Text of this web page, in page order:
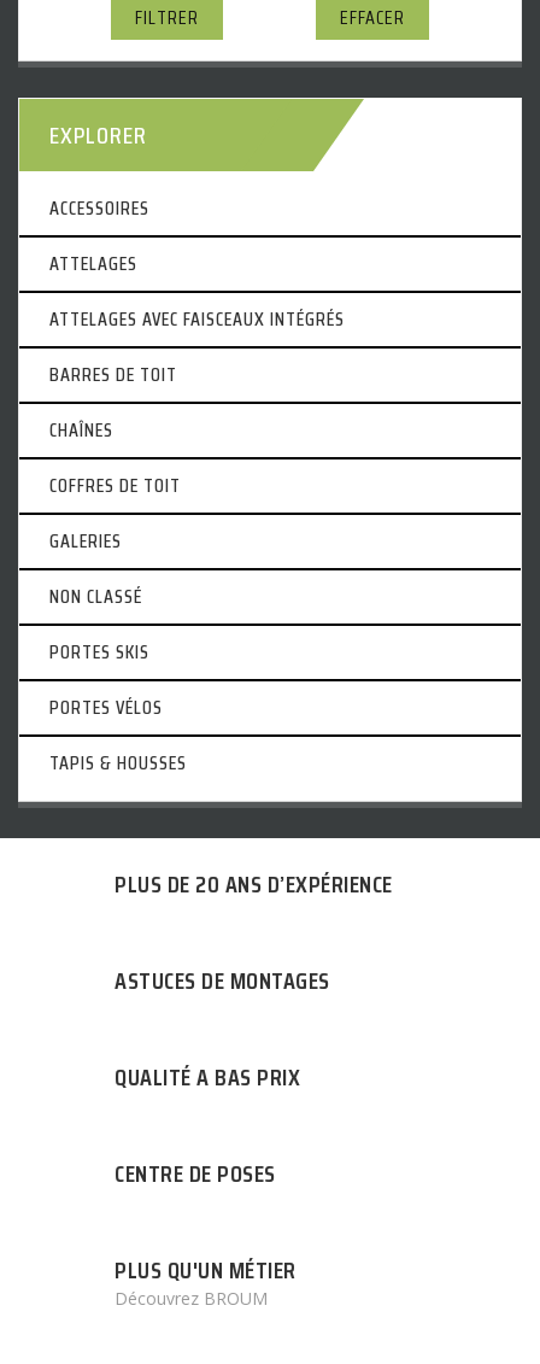
FILTRER EFFACER
EXPLORER
ACCESSOIRES
ATTELAGES
ATTELAGES AVEC FAISCEAUX INTÉGRÉS
BARRES DE TOIT
CHAÎNES
COFFRES DE TOIT
GALERIES
NON CLASSÉ
PORTES SKIS
PORTES VÉLOS
TAPIS & HOUSSES
PLUS DE 20 ANS D’EXPÉRIENCE
ASTUCES DE MONTAGES
QUALITÉ A BAS PRIX
CENTRE DE POSES
PLUS QU'UN MÉTIER
Découvrez BROUM